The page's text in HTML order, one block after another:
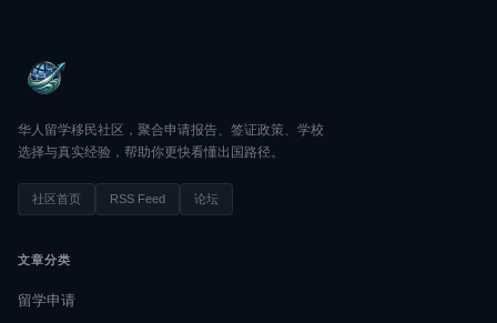
华人留学移民社区，聚合申请报告、签证政策、学校
选择与真实经验，帮助你更快看懂出国路径。
社区首页 RSS Feed 论坛
文章分类
留学申请